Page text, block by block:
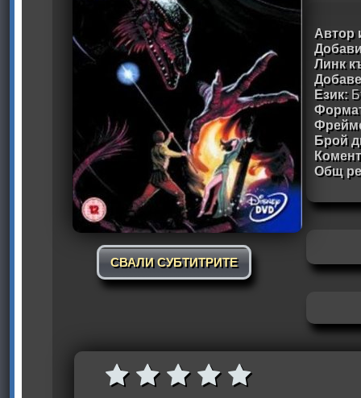
СВАЛИ СУБТИТРИТЕ
Автор
Линк
Език:
Брой
Общ